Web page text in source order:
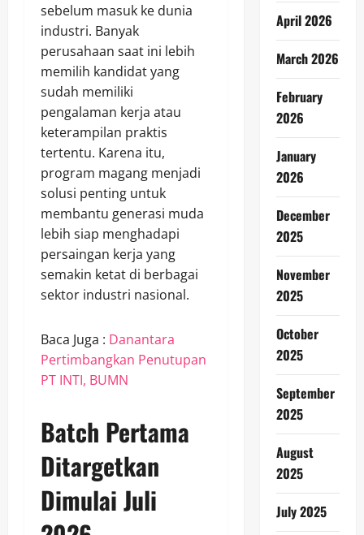
sebelum masuk ke dunia
industri. Banyak
perusahaan saat ini lebih
memilih kandidat yang
sudah memiliki
pengalaman kerja atau
keterampilan praktis
tertentu. Karena itu,
program magang menjadi
solusi penting untuk
membantu generasi muda
lebih siap menghadapi
persaingan kerja yang
semakin ketat di berbagai
sektor industri nasional.
Baca Juga : Danantara
Pertimbangkan Penutupan
PT INTI, BUMN
Batch Pertama
Ditargetkan
Dimulai Juli
April 2026
March 2026
February
2026
January
2026
December
2025
November
2025
October
2025
September
2025
August
2025
July 2025